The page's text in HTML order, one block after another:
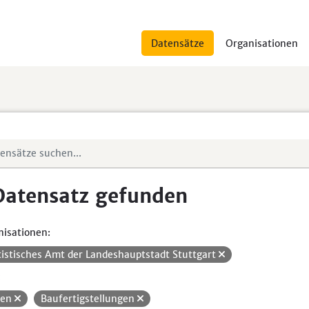
Datensätze Organisationen
gefunden
Amt der Landeshauptstadt Stuttgart
Baufertigstellungen